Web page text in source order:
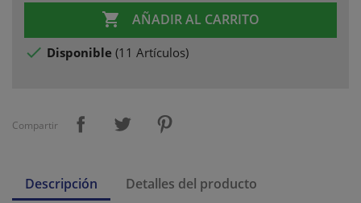
 AÑADIR AL CARRITO
 Disponible (11 Artículos)
Compartir
Descripción
Detalles del producto